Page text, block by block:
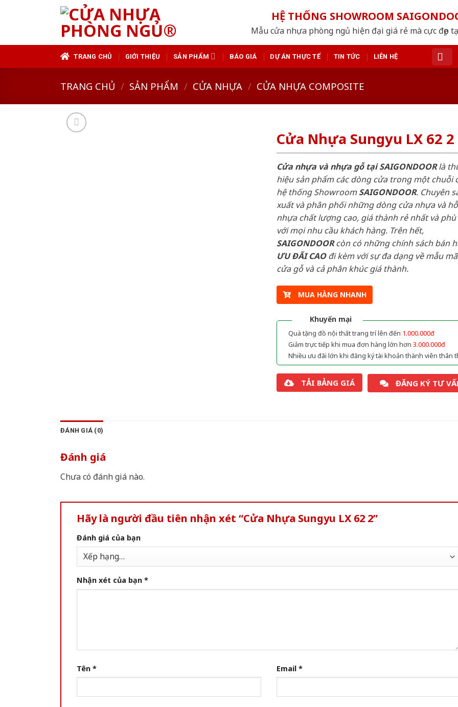
HỆ THỐNG SHOWROOM
Mẫu cửa nhựa phòng ngủ hiện đại giá rẻ mà cực đẹp
TRANG CHỦ GIỚI THIỆU SẢN PHẨM BÁO GIÁ DỰ ÁN THỰC TẾ TIN TỨC LIÊN HỆ
TRANG CHỦ / SẢN PHẨM / CỬA NHỰA / CỬA NHỰA COMPOSITE
Cửa Nhựa Sungyu LX 62 2
Cửa nhựa và nhựa gỗ tại SAIGONDOORlà
hiệu sản phẩm các dòng cửa trong một chuỗi
hệ thống ShowroomSAIGONDOOR. Chuyên
xuất và phân phối những dòng cửa nhựa và
nhựa chất lượng cao, giá thành rẻ nhất và
với mọi nhu cầu khách hàng. Trên hết,
SAIGONDOORcòn có những chính sách bán
ƯU ĐÃI CAOđi kèm với sự đa dạng về mẫu
cửa gỗ và cả phân khúc giá thành.
MUA HÀNG NHANH
Khuyến mại
Quà tặng đồ nội thất trang trí lên đến 1.000.000đ
Giảm trực tiếp khi mua đơn hàng lớn hơn 3.000.000đ
Nhiều ưu đãi lớn khi đăng ký tài khoản thành viên thân
TẢI BẢNG GIÁ ĐĂNG KÝ TƯ
ĐÁNH GIÁ (0)
Đánh giá
Chưa có đánh giá nào.
Hãy là người đầu tiên nhận xét “Cửa Nhựa Sungyu LX 62 2”
Đánh giá của bạn
Nhận xét của bạn *
Tên * Email *